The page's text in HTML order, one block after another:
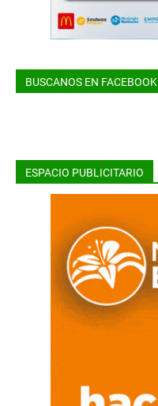
BUSCANOS EN FACEBOOK
ESPACIO PUBLICITARIO